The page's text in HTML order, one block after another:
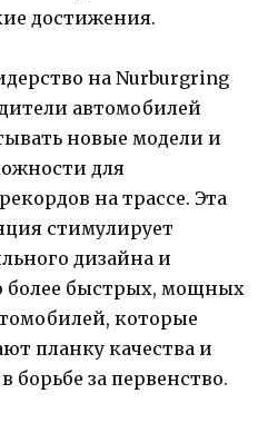
достижения.
на Nurburgring
автомобилей
новые модели и
для
на трассе. Эта
стимулирует
дизайна и
более быстрых, мощных
которые
планку качества и
борьбе за первенство.